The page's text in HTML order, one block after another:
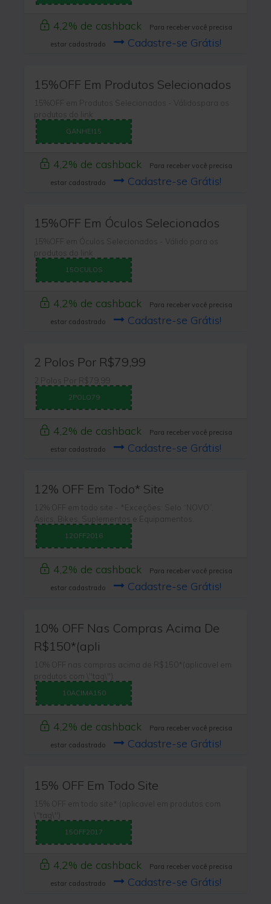
4,2% de cashback
Para receber você precisa
estar cadastrado
Cadastre-se Grátis!
15%OFF Em Produtos Selecionados
15%OFF em Produtos Selecionados - Válidospara os
produtos do link
GANHEI15
4,2% de cashback
Para receber você precisa
estar cadastrado
Cadastre-se Grátis!
15%OFF Em Óculos Selecionados
15%OFF em Óculos Selecionados - Válido para os
produtos do link
15OCULOS
4,2% de cashback
Para receber você precisa
estar cadastrado
Cadastre-se Grátis!
2 Polos Por R$79,99
2 Polos Por R$79,99
2POLO79
4,2% de cashback
Para receber você precisa
estar cadastrado
Cadastre-se Grátis!
12% OFF Em Todo* Site
12% OFF em todo site - *Exceções: Selo “NOVO”,
Asics, Bikes, Suplementos e Equipamentos.
12OFF2016
4,2% de cashback
Para receber você precisa
estar cadastrado
Cadastre-se Grátis!
10% OFF Nas Compras Acima De
R$150*(apli
10% OFF nas compras acima de R$150*(aplicavel em
produtos com \"tag\")
10ACIMA150
4,2% de cashback
Para receber você precisa
estar cadastrado
Cadastre-se Grátis!
15% OFF Em Todo Site
15% OFF em todo site* (aplicavel em produtos com
\"tag\")
15OFF2017
4,2% de cashback
Para receber você precisa
estar cadastrado
Cadastre-se Grátis!